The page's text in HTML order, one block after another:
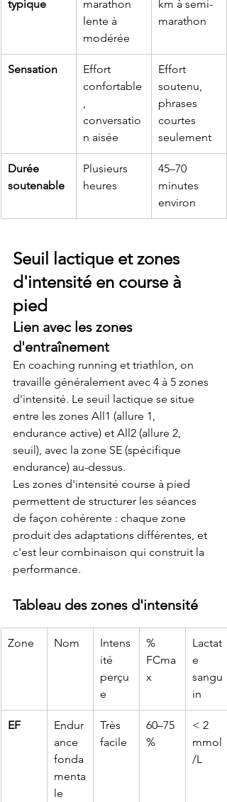
typique
marathon
lente à
modérée
km à semi-
marathon
Sensation
Effort
confortable
,
conversatio
n aisée
Effort
soutenu,
phrases
courtes
seulement
Durée
soutenable
Plusieurs
heures
45–70
minutes
environ
Seuil lactique et zones
d'intensité en course à
pied
Lien avec les zones
d'entraînement
En coaching running et triathlon, on
travaille généralement avec 4 à 5 zones
d'intensité. Le seuil lactique se situe
entre les zones All1 (allure 1,
endurance active) et All2 (allure 2,
seuil), avec la zone SE (spécifique
endurance) au-dessus.
Les zones d'intensité course à pied
permettent de structurer les séances
de façon cohérente : chaque zone
produit des adaptations différentes, et
c'est leur combinaison qui construit la
performance.
Tableau des zones d'intensité
Zone Nom
Intens
ité
perçu
e
%
FCma
x
Lactat
e
sangu
in
EF
Endur
ance
fonda
menta
le
Très
facile
60–75
%
< 2
mmol
/L